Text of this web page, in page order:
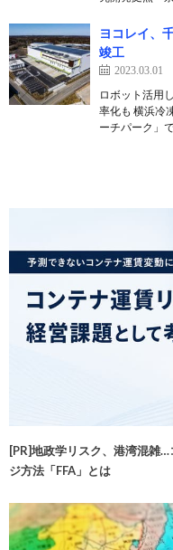
ヨコレイ、
竣工
2023.03.01
ロボット活用
率化も 横浜冷
ーチパーク」
[PR]地政学リスク、港湾混雑
ジ方法「FFA」とは